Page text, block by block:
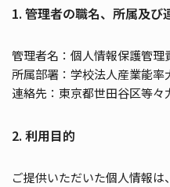
1. 管理者の職名、所属及び
管理者名：個人情報保護管
所属部署：学校法人産業能
連絡先：東京都世田谷区等々
2. 利用目的
ご提供いただいた個人情報